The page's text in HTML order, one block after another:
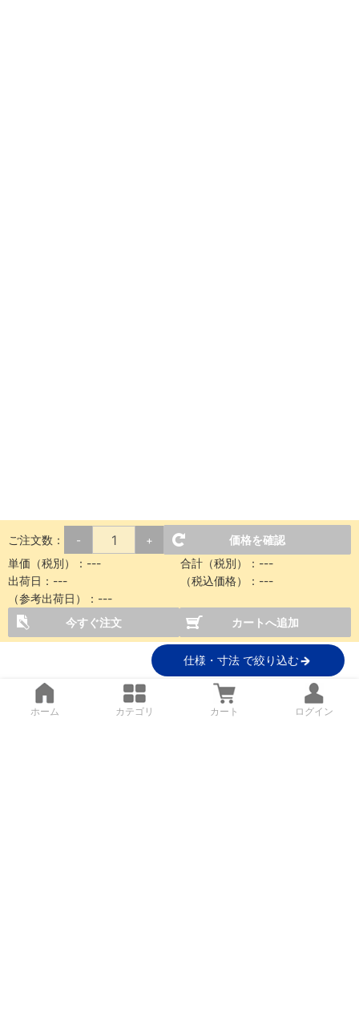
ご注文数： - +
価格を確認
単価（税別）： --- 合計（税別）： ---
出荷日： --- （税込価格）： ---
（参考出荷日）： ---
今すぐ注文
カートへ追加
仕様・寸法 で絞り込む
ホーム カテゴリ カート ログイン